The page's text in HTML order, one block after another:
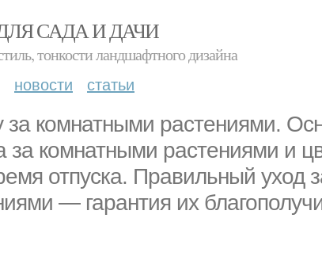
САДА И ДАЧИ
тонкости ландшафтного дизайна
новости статьи
за комнатными растениями.
за комнатными растениями и
отпуска. Правильный уход
— гарантия их